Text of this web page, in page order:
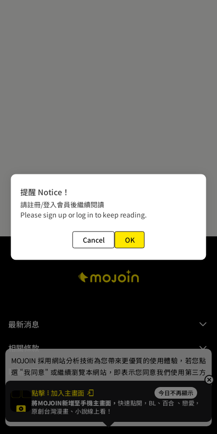
最新消息
相關條款
聯絡我們
© 2024 gamania Digital Entertainment Co., Ltd.
點擊 加入主畫面 今日不再顯示
將MOJOIN新增至手機主畫面，快速點開，BL、 百合 、戀愛，
原創台灣漫畫、小說線上看！
MOJOIN 採用網站分析技術為您帶來更優質的使用體驗，若您點
選 "我同意" 或繼續瀏覽本網站，即表示您同意我們使用第三方
Cookie，欲瞭解更多資訊請見隱私權政策。
我同意
提醒 Notice！
請註冊/登入會員後繼續閱讀
Please sign up or log in to keep reading.
Cancel OK